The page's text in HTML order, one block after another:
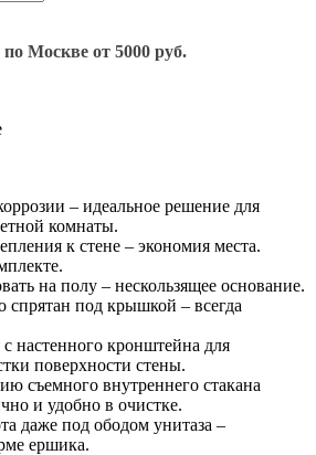
Москве от 5000 руб.
– идеальное решение для
комнаты.
к стене – экономия места.
на полу – нескользящее основание.
спрятан под крышкой – всегда
настенного кронштейна для
поверхности стены.
съемного внутреннего стакана
и удобно в очистке.
даже под ободом унитаза –
ершика.